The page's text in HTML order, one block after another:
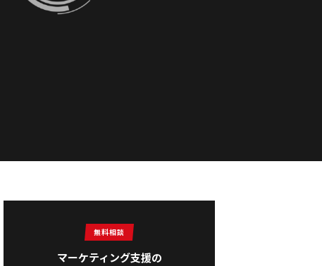
無料相談
マーケティング支援の